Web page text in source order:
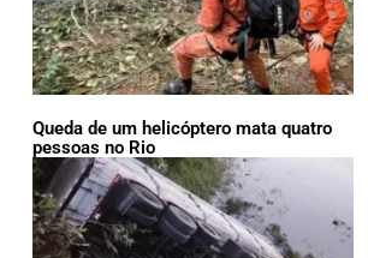
Queda de um helicóptero mata quatro
pessoas no Rio